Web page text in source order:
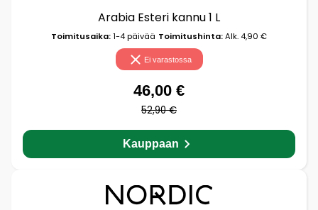
Arabia Esteri kannu 1 L
Toimitusaika:1-4 päivää Toimitushinta:Alk. 4,90 €
Ei varastossa
46,00 €
52,90 €
Kauppaan